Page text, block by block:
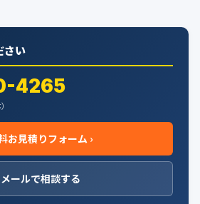
さい
4265
お見積りフォーム ›
メールで相談する